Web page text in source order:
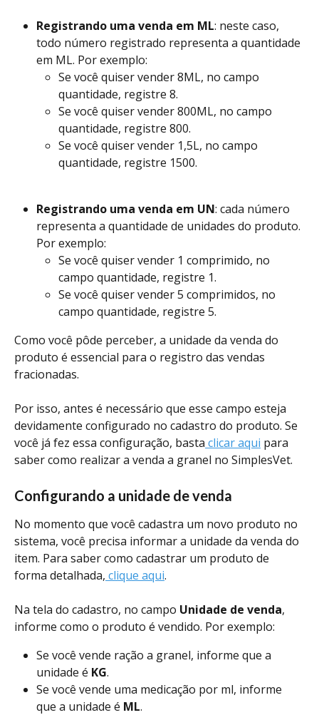
Registrando uma venda em ML: neste caso,
todo número registrado representa a quantidade
em ML. Por exemplo:
Se você quiser vender 8ML, no campo
quantidade, registre 8.
Se você quiser vender 800ML, no campo
quantidade, registre 800.
Se você quiser vender 1,5L, no campo
quantidade, registre 1500.
Registrando uma venda em UN: cada número
representa a quantidade de unidades do produto.
Por exemplo:
Se você quiser vender 1 comprimido, no
campo quantidade, registre 1.
Se você quiser vender 5 comprimidos, no
campo quantidade, registre 5.
Como você pôde perceber, a unidade da venda do
produto é essencial para o registro das vendas
fracionadas.
Por isso, antes é necessário que esse campo esteja
devidamente configurado no cadastro do produto. Se
você já fez essa configuração, basta clicar aqui para
saber como realizar a venda a granel no SimplesVet.
Configurando a unidade de venda
No momento que você cadastra um novo produto no
sistema, você precisa informar a unidade da venda do
item. Para saber como cadastrar um produto de
forma detalhada, clique aqui.
Na tela do cadastro, no campo Unidade de venda,
informe como o produto é vendido. Por exemplo:
Se você vende ração a granel, informe que a
unidade é KG.
Se você vende uma medicação por ml, informe
que a unidade é ML.